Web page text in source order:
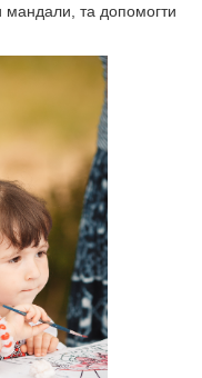
мандали, та допомогти